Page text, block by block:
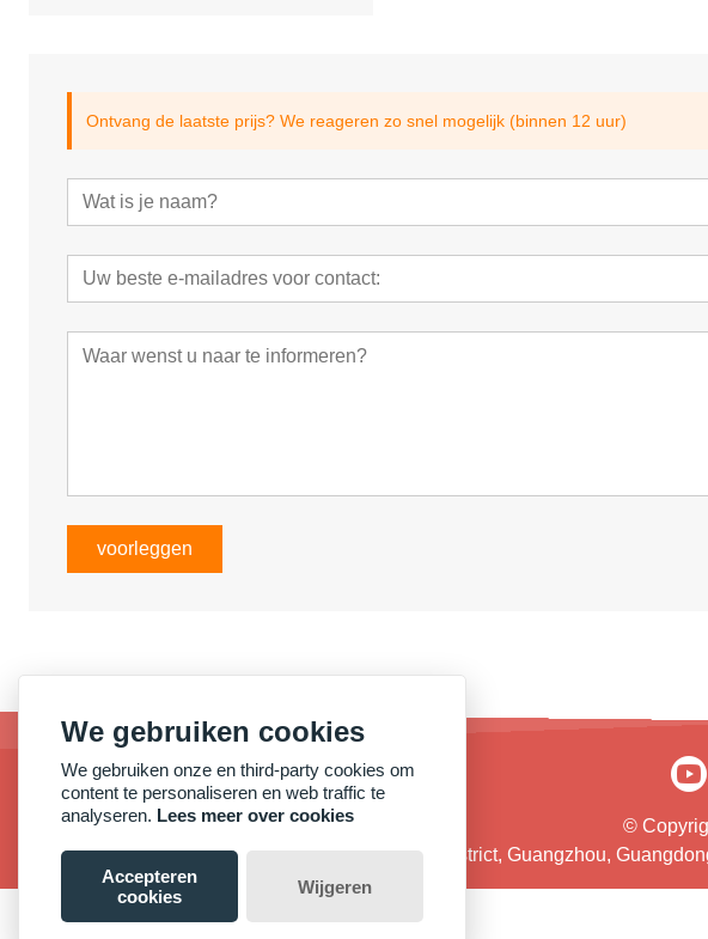
Ontvang de laatste prijs? We reageren zo snel mogelijk (binnen 12 uur)
voorleggen
©
adres :Nr. 38, Qide Road, Baiyun District, Guangzhou,
We gebruiken cookies
We gebruiken onze en third-party cookies om
content te personaliseren en web traffic te
analyseren. Lees meer over cookies
Accepteren
cookies
Wijgeren